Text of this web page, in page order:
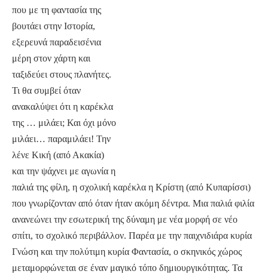
που με τη φαντασία της
βουτάει στην Ιστορία,
εξερευνά παραδεισένια
μέρη στον χάρτη και
ταξιδεύει στους πλανήτες.
Τι θα συμβεί όταν
ανακαλύψει ότι η καρέκλα
της … μιλάει; Και όχι μόνο
μιλάει… παραμιλάει! Την
λένε Κική (από Ακακία)
και την ψάχνει με αγωνία η
παλιά της φίλη, η σχολική καρέκλα η Κρίστη (από Κυπαρίσσι)
που γνωρίζονταν από όταν ήταν ακόμη δέντρα. Μια παλιά φιλία
ανανεώνει την εσωτερική της δύναμη με νέα μορφή σε νέο
σπίτι, το σχολικό περιβάλλον. Παρέα με την παιχνιδιάρα κυρία
Γνώση και την πολύτιμη κυρία Φαντασία, ο σκηνικός χώρος
μεταμορφώνεται σε έναν μαγικό τόπο δημιουργικότητας. Τα